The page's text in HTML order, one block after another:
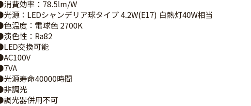
費効率：78.5lm/W
源：LEDシャンデリア球タイプ 4.2W(E17) 白熱灯40W相当
温度：電球色 2700K
色性：Ra82
交換可能
源寿命40000時間
調光
光器併用不可